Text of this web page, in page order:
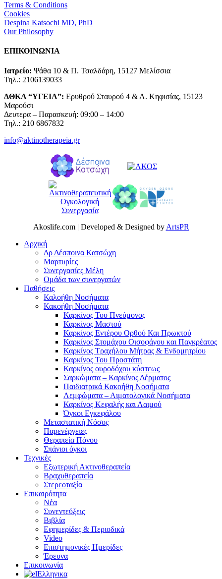
Terms & Conditions
Cookies
Despina Katsochi MD, PhD
Our Philosophy
ΕΠΙΚΟΙΝΩΝΙΑ
Ιατρείο: Ψάθα 10 & Π. Τσαλδάρη, 15127 Μελίσσια
Τηλ.: 2106139033
ΔΘΚΑ “ΥΓΕΙΑ”: Ερυθρού Σταυρού 4 & Λ. Κηφισίας, 15123
Μαρούσι
Δευτερα – Παρασκευή: 09:00 – 14:00
Τηλ.: 210 6867832
info@aktinotherapeia.gr
Akoslife.com | Developed & Designed by ArtsPR
Αρχική
Δρ Δέσποινα Κατσώχη
Μαρτυρίες
Συνεργασίες Μέλη
Ομάδα των συνεργατών
Παθήσεις
Καλοήθη Νοσήματα
Κακοήθη Νοσήματα
Καρκίνος Του Πνεύμονος
Καρκίνος Μαστού
Καρκίνος Εντέρου Ορθού Και Πρωκτού
Καρκίνος Στομάχου Οισοφάγου και Παγκρέατος
Καρκίνος Τραχήλου Μήτρας & Ενδομητρίου
Καρκίνος Του Προστάτη
Καρκίνος ουροδόχου κύστεως
Σαρκώματα – Καρκίνος Δέρματος
Παιδιατρικά Κακοήθη Νοσήματα
Λεμφώματα – Αιματολογικά Νοσήματα
Καρκίνος Κεφαλής και Λαιμού
Όγκοι Εγκεφάλου
Μεταστατική Νόσος
Παρενέργειες
Θεραπεία Πόνου
Σπάνιοι όγκοι
Τεχνικές
Εξωτερική Ακτινοθεραπεία
Βραχυθεραπεία
Στερεοταξία
Επικαιρότητα
Νέα
Συνεντεύξεις
Βιβλία
Εφημερίδες & Περιοδικά
Video
Επιστημονικές Ημερίδες
Έρευνα
Επικοινωνία
Ελληνικα